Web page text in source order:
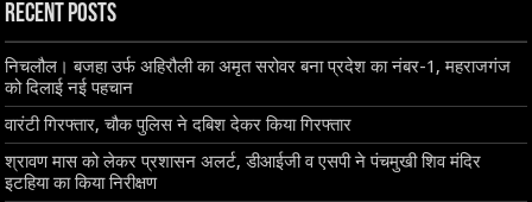
Recent Posts
निचलौल। बजहा उर्फ अहिरौली का अमृत सरोवर बना प्रदेश का नंबर-1, महराजगंज
को दिलाई नई पहचान
वारंटी गिरफ्तार, चौक पुलिस ने दबिश देकर किया गिरफ्तार
श्रावण मास को लेकर प्रशासन अलर्ट, डीआईजी व एसपी ने पंचमुखी शिव मंदिर
इटहिया का किया निरीक्षण